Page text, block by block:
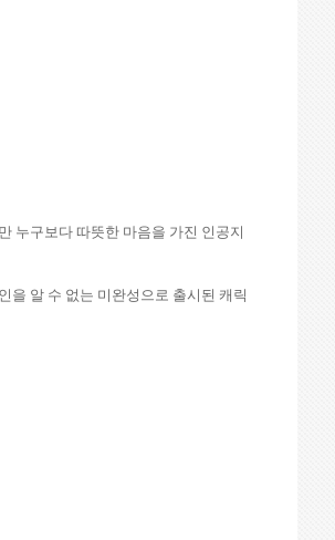
누구보다 따뜻한 마음을 가진 인공지
을 알 수 없는 미완성으로 출시된 캐릭